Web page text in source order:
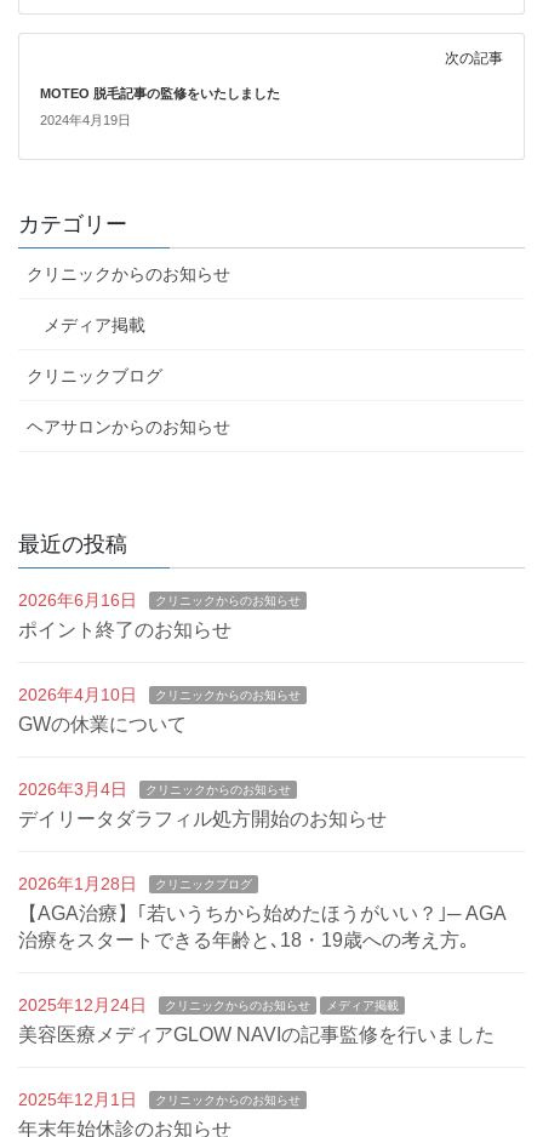
次の記事
MOTEO 脱毛記事の監修をいたしました
2024年4月19日
カテゴリー
クリニックからのお知らせ
メディア掲載
クリニックブログ
ヘアサロンからのお知らせ
最近の投稿
2026年6月16日 クリニックからのお知らせ
ポイント終了のお知らせ
2026年4月10日 クリニックからのお知らせ
GWの休業について
2026年3月4日 クリニックからのお知らせ
デイリータダラフィル処方開始のお知らせ
2026年1月28日 クリニックブログ
【AGA治療】｢若いうちから始めたほうがいい？｣─ AGA
治療をスタートできる年齢と､18・19歳への考え方｡
2025年12月24日 クリニックからのお知らせ メディア掲載
美容医療メディアGLOW NAVIの記事監修を行いました
2025年12月1日 クリニックからのお知らせ
年末年始休診のお知らせ